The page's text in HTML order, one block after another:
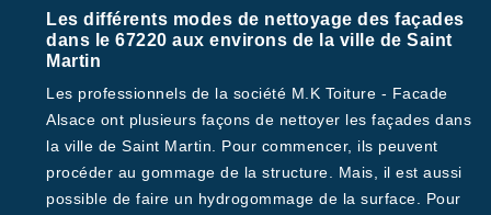
Les différents modes de nettoyage des façades
dans le 67220 aux environs de la ville de Saint
Martin
Les professionnels de la société M.K Toiture - Facade
Alsace ont plusieurs façons de nettoyer les façades dans
la ville de Saint Martin. Pour commencer, ils peuvent
procéder au gommage de la structure. Mais, il est aussi
possible de faire un hydrogommage de la surface. Pour